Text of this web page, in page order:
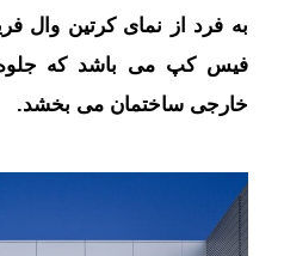
به فرد از نمای کرتین وال
فیس کپ می باشد که جلوه
خارجی ساختمان می بخشد.